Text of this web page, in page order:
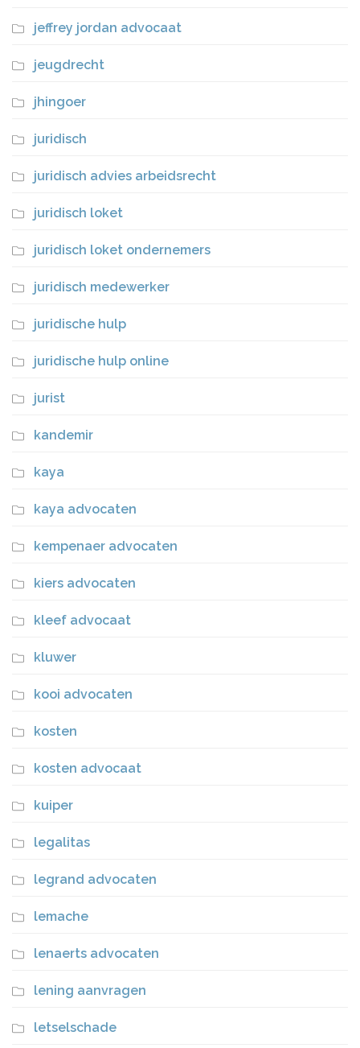
jeffrey jordan advocaat
jeugdrecht
jhingoer
juridisch
juridisch advies arbeidsrecht
juridisch loket
juridisch loket ondernemers
juridisch medewerker
juridische hulp
juridische hulp online
jurist
kandemir
kaya
kaya advocaten
kempenaer advocaten
kiers advocaten
kleef advocaat
kluwer
kooi advocaten
kosten
kosten advocaat
kuiper
legalitas
legrand advocaten
lemache
lenaerts advocaten
lening aanvragen
letselschade